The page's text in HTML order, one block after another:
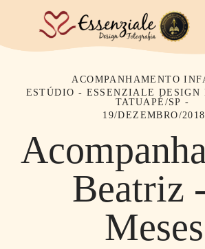
ACOMPANHAMENTO
ESTÚDIO - ESSENZIALE DESIGN
TATUAPÉ/SP
19/DEZEMBRO/2018
Beatriz
Meses